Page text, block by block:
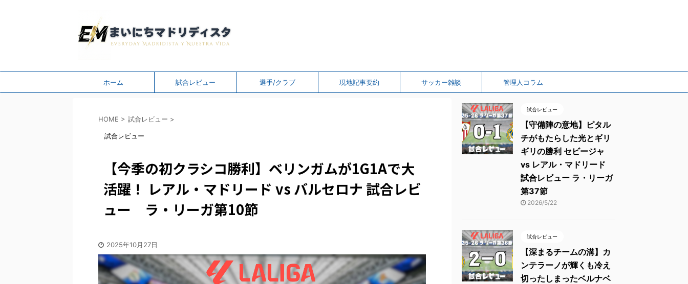
ホーム 試合レビュー 選手/クラブ 現地記事要約 サッカー雑談 管理人コラム
HOME > 試合レビュー >
試合レビュー
【今季の初クラシコ勝利】ベリンガムが1G1Aで大
活躍！ レアル・マドリード vs バルセロナ 試合レビ
ュー ラ・リーガ第10節
2025年10月27日
試合レビュー
【守備陣の意地】ピタル
チがもたらした光とギリ
ギリの勝利 セビージャ
vs レアル・マドリード
試合レビュー ラ・リーガ
第37節
2026/5/22
試合レビュー
【深まるチームの溝】カ
ンテラーノが輝くも冷え
切ったしまったベルナベ